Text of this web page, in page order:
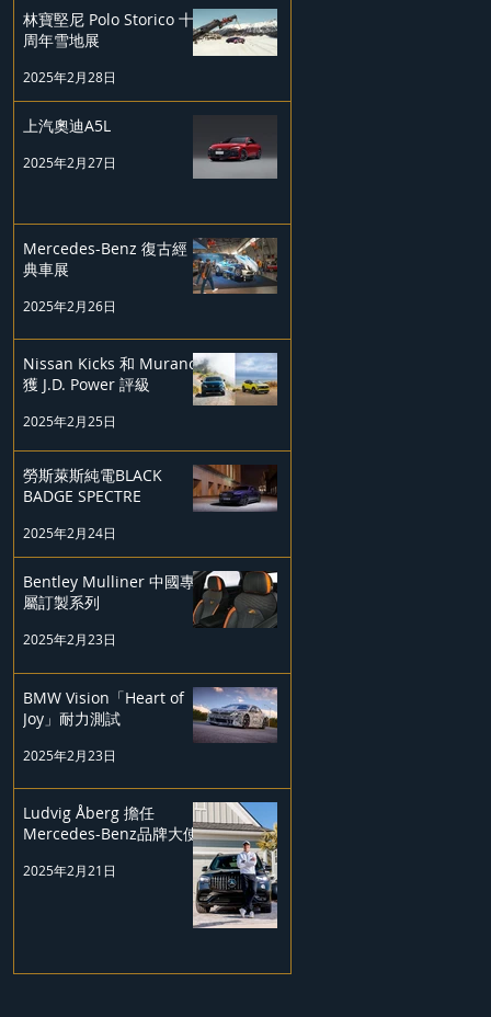
林寶堅尼 Polo Storico 十
周年雪地展
2025年2月28日
上汽奧迪A5L
2025年2月27日
Mercedes-Benz 復古經
典車展
2025年2月26日
Nissan Kicks 和 Murano
獲 J.D. Power 評級
2025年2月25日
勞斯萊斯純電BLACK
BADGE SPECTRE
2025年2月24日
Bentley Mulliner 中國專
屬訂製系列
2025年2月23日
BMW Vision「Heart of
Joy」耐力測試
2025年2月23日
Ludvig Åberg 擔任
Mercedes-Benz品牌大使
2025年2月21日